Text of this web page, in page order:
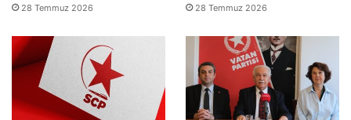
28 Temmuz 2026 28 Temmuz 2026